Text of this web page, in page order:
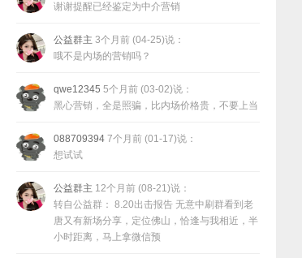
谢谢提醒已经鉴定为中介营销
公益群主 3个月前 (04-25)说：
哦不是内场的营销吗？
qwe12345 5个月前 (03-02)说：
黑心营销，全是照骗，比内场价格贵，不要上当
088709394 7个月前 (01-17)说：
想试试
公益群主 12个月前 (08-21)说：
转自公益群： 8.20出击报告 无意中刷群看到老
唐又有新场分享，定位佛山，恰逢与我相近，半
小时距离，马上拿微信预